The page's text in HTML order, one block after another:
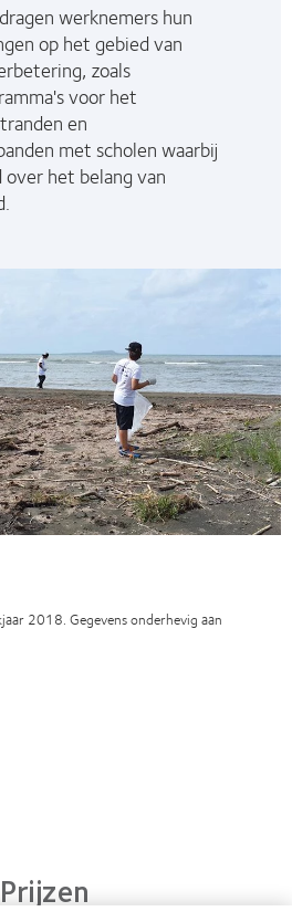
werknemers hun
op het gebied van
zoals
voor het
en
met scholen waarbij
het belang van
2018. Gegevens onderhevig aan
Prijzen